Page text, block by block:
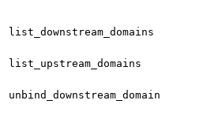
list_downstream_domains
list_upstream_domains
unbind_downstream_domain